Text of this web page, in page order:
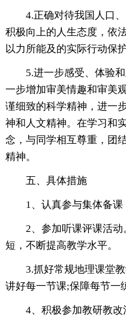
4.正确对待我国人口
积极向上的人生态度，依
以力所能及的实际行动保
5.进一步感受、体验
一步增加审美情趣和审美
谨细致的科学精神，进一
神和人文精神。在学习和
念，与同学相互尊重，团
精神。
五、具体措施
1、认真参与集体备课
2、参加听课评课活
短，不断提高教学水平。
3.抓好常规地理课堂
讲好每一节课;保障每节一
4、积极参加教研教